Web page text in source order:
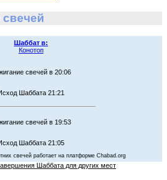
Шаббат в:
Конотоп
свечей в 20:06
Шаббата 21:21
свечей в 19:53
Шаббата 21:05
свечей работает на платформе Chabad.org
Шаббата для других мест